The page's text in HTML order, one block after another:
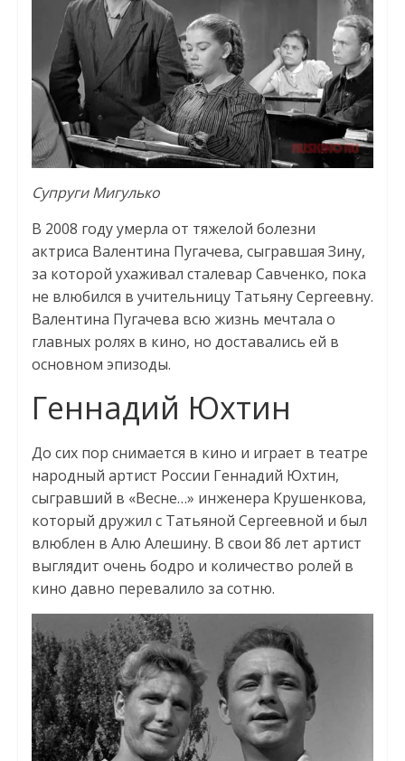
Супруги Мигулько
В 2008 году умерла от тяжелой болезни
актриса Валентина Пугачева, сыгравшая Зину,
за которой ухаживал сталевар Савченко, пока
не влюбился в учительницу Татьяну Сергеевну.
Валентина Пугачева всю жизнь мечтала о
главных ролях в кино, но доставались ей в
основном эпизоды.
Геннадий Юхтин
До сих пор снимается в кино и играет в театре
народный артист России Геннадий Юхтин,
сыгравший в «Весне…» инженера Крушенкова,
который дружил с Татьяной Сергеевной и был
влюблен в Алю Алешину. В свои 86 лет артист
выглядит очень бодро и количество ролей в
кино давно перевалило за сотню.